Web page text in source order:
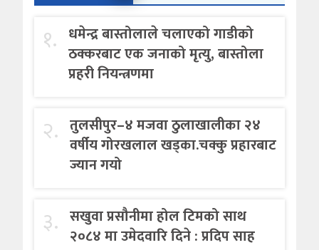
१. धमेन्द्र बास्तोलाले चलाएको गाडीको
ठक्करबाट एक जनाको मृत्यु, बास्तोला
प्रहरी नियन्त्रणमा
२. तुलसीपुर–४ मजवा ठुलाखालीका २४
वर्षीय गोरखलाल खड्का.चक्कु प्रहारबाट
ज्यान गयो
३. सखुवा प्रसौनीमा होल टिमको साथ
२०८४ मा उमेदवारि दिने : प्रदिप साह